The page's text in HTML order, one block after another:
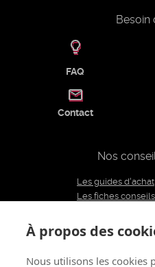
Besoin
FAQ
Contact
Nos
Les guides d'achat
Les fiches conseils
Le blog
À propos des
Nous utilisons les cookies